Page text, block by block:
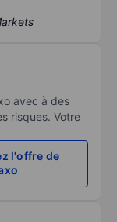
avec à des
risques. Votre
l'offre de